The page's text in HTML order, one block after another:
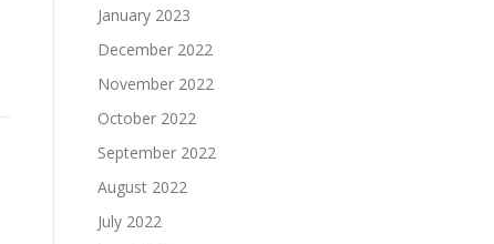
January 2023
December 2022
November 2022
October 2022
September 2022
August 2022
July 2022